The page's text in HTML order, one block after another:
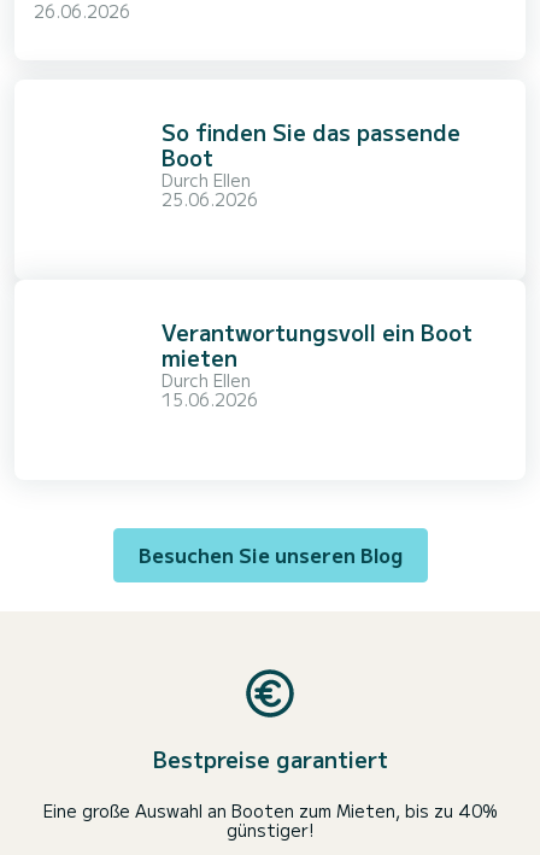
26.06.2026
So finden Sie das passende
Boot
Durch Ellen
25.06.2026
Verantwortungsvoll ein Boot
mieten
Durch Ellen
15.06.2026
Besuchen Sie unseren Blog
Bestpreise garantiert
Eine große Auswahl an Booten zum Mieten, bis zu 40%
günstiger!